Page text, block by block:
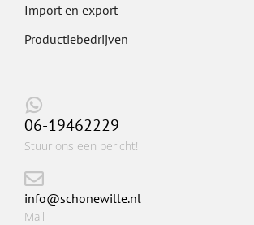
Import en export
Productiebedrijven
06-19462229
Stuur ons een bericht!
info@schonewille.nl
Mail